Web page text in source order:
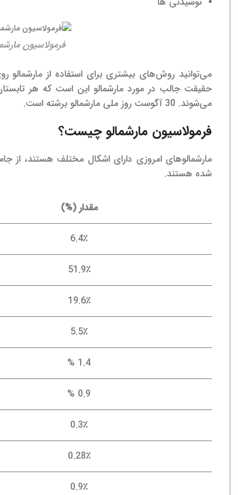
فرمولاسیون
می‌توانید روش‌های بیشتری برای استفاده از مارشمالو
می‌شوند. 30 آگوست روز ملی مارشمالو برشته است.
فرمولاسیون مارشمالو چیست؟
مارشمالوهای امروزی دارای اشکال مختلف هستند، از
شده هستند.
مقدار (%)
6.4٪
51.9٪
19.6٪
5.5٪
1.4 %
0.9 %
0.3٪
0.28٪
0.9٪